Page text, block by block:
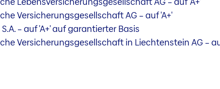
Versicherungsgesellschaft AG – auf 'A+'
– auf 'A+' auf garantierter Basis
Versicherungsgesellschaft in Liechtenstein AG –